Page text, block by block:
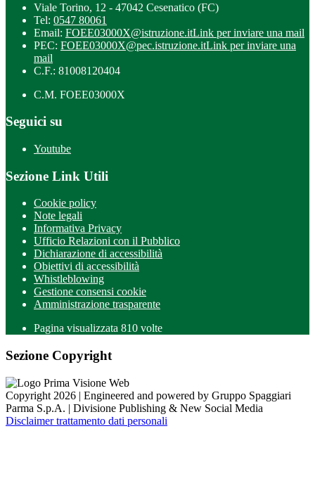
Viale Torino, 12 - 47042 Cesenatico (FC)
Tel: 0547 80061
Email: FOEE03000X@istruzione.itLink per inviare una mail
PEC: FOEE03000X@pec.istruzione.itLink per inviare una
mail
C.F.: 81008120404
C.M. FOEE03000X
Seguici su
Youtube
Sezione Link Utili
Cookie policy
Note legali
Informativa Privacy
Ufficio Relazioni con il Pubblico
Dichiarazione di accessibilità
Obiettivi di accessibilità
Whistleblowing
Gestione consensi cookie
Amministrazione trasparente
Pagina visualizzata 810 volte
Sezione Copyright
Copyright 2026 | Engineered and powered by Gruppo Spaggiari
Parma S.p.A. | Divisione Publishing & New Social Media
Disclaimer trattamento dati personali